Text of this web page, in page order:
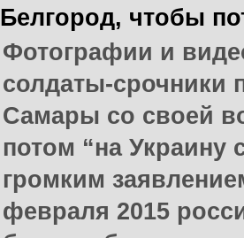
Белгород, чтобы
Фотографии и
солдаты-срочники
Самары со своей
потом “на Украину
громким
февраля 2015